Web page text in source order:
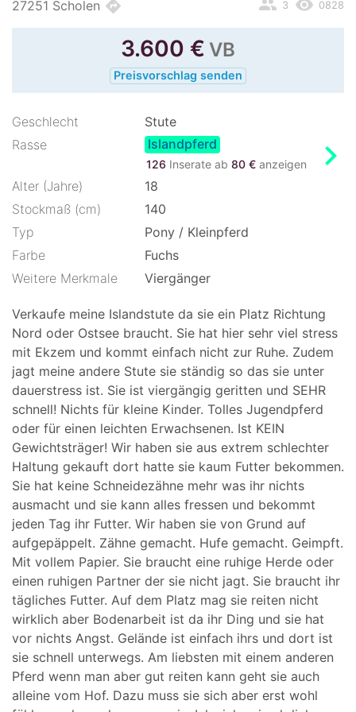
27251 Scholen directions remove_red_eye 0828
people 3
3.600 € VB
Preisvorschlag senden
Geschlecht
Stute
Rasse
Islandpferd
126 Inserate ab 80 € anzeigen chevron_right
Alter (Jahre)
18
Stockmaß (cm)
140
Typ
Pony / Kleinpferd
Farbe
Fuchs
Weitere Merkmale
Viergänger
Verkaufe meine Islandstute da sie ein Platz Richtung
Nord oder Ostsee braucht. Sie hat hier sehr viel stress
mit Ekzem und kommt einfach nicht zur Ruhe. Zudem
jagt meine andere Stute sie ständig so das sie unter
dauerstress ist. Sie ist viergängig geritten und SEHR
schnell! Nichts für kleine Kinder. Tolles Jugendpferd
oder für einen leichten Erwachsenen. Ist KEIN
Gewichtsträger! Wir haben sie aus extrem schlechter
Haltung gekauft dort hatte sie kaum Futter bekommen.
Sie hat keine Schneidezähne mehr was ihr nichts
ausmacht und sie kann alles fressen und bekommt
jeden Tag ihr Futter. Wir haben sie von Grund auf
aufgepäppelt. Zähne gemacht. Hufe gemacht. Geimpft.
Mit vollem Papier. Sie braucht eine ruhige Herde oder
einen ruhigen Partner der sie nicht jagt. Sie braucht ihr
tägliches Futter. Auf dem Platz mag sie reiten nicht
wirklich aber Bodenarbeit ist da ihr Ding und sie hat
vor nichts Angst. Gelände ist einfach ihrs und dort ist
sie schnell unterwegs. Am liebsten mit einem anderen
Pferd wenn man aber gut reiten kann geht sie auch
alleine vom Hof. Dazu muss sie sich aber erst wohl